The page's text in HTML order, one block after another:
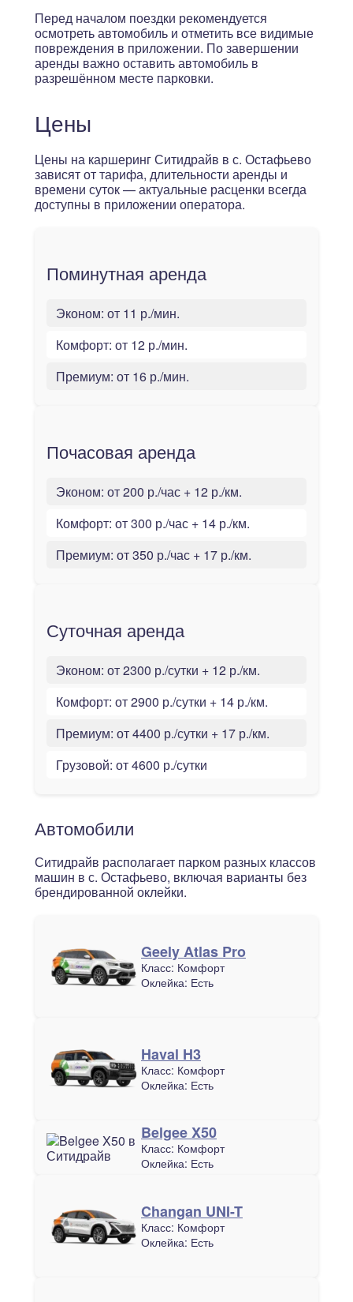
Перед началом поездки рекомендуется
осмотреть автомобиль и отметить все видимые
повреждения в приложении. По завершении
аренды важно оставить автомобиль в
разрешённом месте парковки.
Цены
Цены на каршеринг Ситидрайв в с. Остафьево
зависят от тарифа, длительности аренды и
времени суток — актуальные расценки всегда
доступны в приложении оператора.
Поминутная аренда
Эконом: от 11 р./мин.
Комфорт: от 12 р./мин.
Премиум: от 16 р./мин.
Почасовая аренда
Эконом: от 200 р./час + 12 р./км.
Комфорт: от 300 р./час + 14 р./км.
Премиум: от 350 р./час + 17 р./км.
Суточная аренда
Эконом: от 2300 р./сутки + 12 р./км.
Комфорт: от 2900 р./сутки + 14 р./км.
Премиум: от 4400 р./сутки + 17 р./км.
Грузовой: от 4600 р./сутки
Автомобили
Ситидрайв располагает парком разных классов
машин в с. Остафьево, включая варианты без
брендированной оклейки.
Geely Atlas Pro
Класс: Комфорт
Оклейка: Есть
Haval H3
Класс: Комфорт
Оклейка: Есть
Belgee X50
Класс: Комфорт
Оклейка: Есть
Changan UNI-T
Класс: Комфорт
Оклейка: Есть